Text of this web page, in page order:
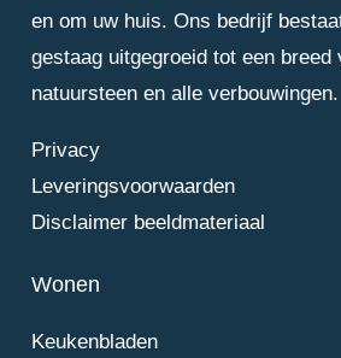
en om uw huis. Ons bedrijf
gestaag uitgegroeid tot een breed
natuursteen en alle verbouwingen.
Privacy
Leveringsvoorwaarden
Disclaimer beeldmateriaal
Wonen
Keukenbladen